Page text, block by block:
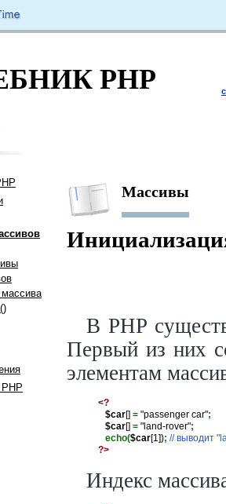
PHP
Массивы
В PHP
Первый из них
элементам
<?
$car[] = "passenger car";
$car[] = "land-rover";
echo($car[1]); // выводит
?>
Индекс